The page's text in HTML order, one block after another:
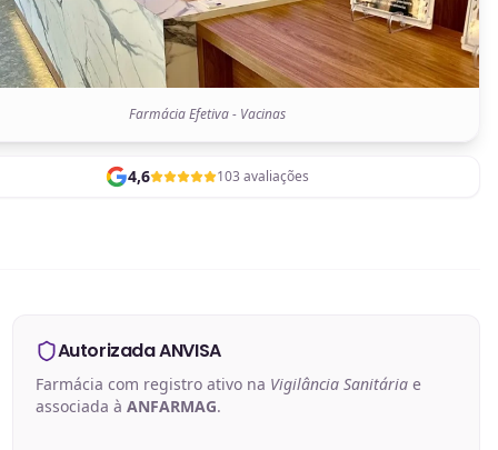
Farmácia Efetiva - Vacinas
4,6 103 avaliações
Autorizada ANVISA
Farmácia com registro ativo na Vigilância Sanitáriae
associada à ANFARMAG.